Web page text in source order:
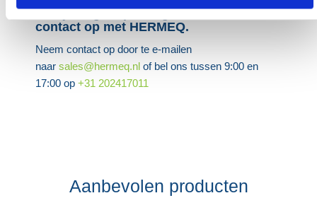
Heb je nog hulp nodig? Neem dan
contact op met HERMEQ.
Neem contact op door te e-mailen
naarsales@hermeq.nl of bel ons tussen 9:00 en
17:00 op+31 202417011
Aanbevolen producten